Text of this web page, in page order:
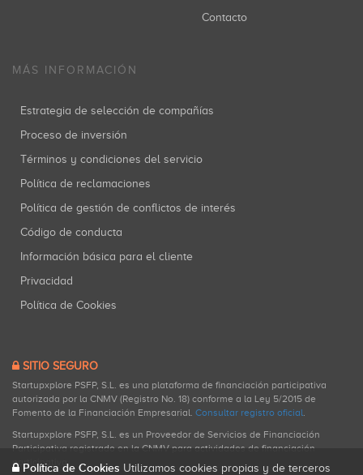
Contacto
MÁS INFORMACIÓN
Estrategia de selección de compañías
Proceso de inversión
Términos y condiciones del servicio
Política de reclamaciones
Política de gestión de conflictos de interés
Código de conducta
Información básica para el cliente
Privacidad
Política de Cookies
SITIO SEGURO
Startupxplore PSFP, S.L. es una plataforma de financiación participativa
autorizada por la CNMV (Registro No. 18) conforme a la Ley 5/2015 de
Fomento de la Financiación Empresarial. Consultar registro oficial.
Startupxplore PSFP, S.L. es un Proveedor de Servicios de Financiación
Participativa registrado en la CNMV para actividades de financiación
participativa.
Política de Cookies Utilizamos cookies propias y de terceros